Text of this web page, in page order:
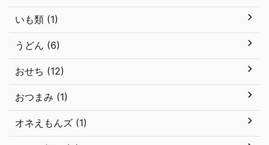
いも類 (1)
うどん (6)
おせち (12)
おつまみ (1)
オネえもんズ (1)